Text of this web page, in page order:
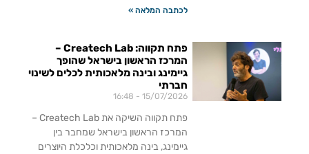
לכתבה המלאה »
פתח תקווה: Createch Lab –
המרכז הראשון בישראל שהופך
גיימינג ובינה מלאכותית לכלים לשינוי
חברתי
15/07/2026
פתח תקווה השיקה את Createch Lab –
המרכז הראשון בישראל שמחבר בין
גיימינג, בינה מלאכותית וכלכלת היוצרים